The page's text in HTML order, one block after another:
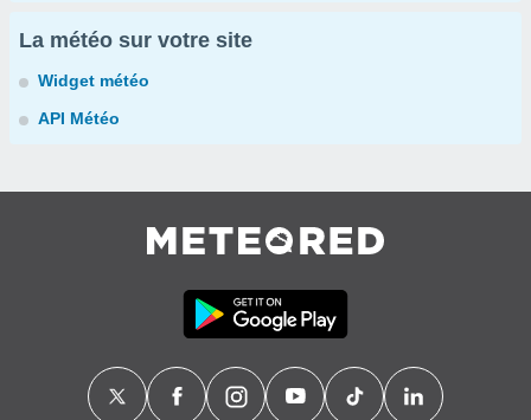
La météo sur votre site
Widget météo
API Météo